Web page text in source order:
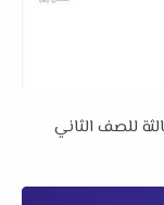
للصف الثاني